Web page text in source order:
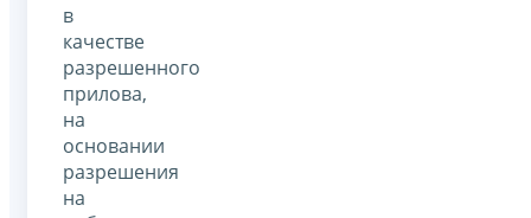
в
качестве
разрешенного
прилова,
на
основании
разрешения
на